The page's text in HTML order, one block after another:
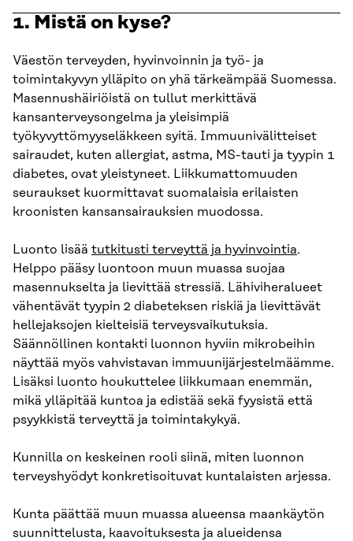
1. Mistä on kyse?
Väestön terveyden, hyvinvoinnin ja työ- ja
toimintakyvyn ylläpito on yhä tärkeämpää Suomessa.
Masennushäiriöistä on tullut merkittävä
kansanterveysongelma ja yleisimpiä
työkyvyttömyyseläkkeen syitä. Immuunivälitteiset
sairaudet, kuten allergiat, astma, MS-tauti ja tyypin 1
diabetes, ovat yleistyneet. Liikkumattomuuden
seuraukset kuormittavat suomalaisia erilaisten
kroonisten kansansairauksien muodossa.
Luonto lisää tutkitusti terveyttä ja hyvinvointia.
Helppo pääsy luontoon muun muassa suojaa
masennukselta ja lievittää stressiä. Lähiviheralueet
vähentävät tyypin 2 diabeteksen riskiä ja lievittävät
hellejaksojen kielteisiä terveysvaikutuksia.
Säännöllinen kontakti luonnon hyviin mikrobeihin
näyttää myös vahvistavan immuunijärjestelmäämme.
Lisäksi luonto houkuttelee liikkumaan enemmän,
mikä ylläpitää kuntoa ja edistää sekä fyysistä että
psyykkistä terveyttä ja toimintakykyä.
Kunnilla on keskeinen rooli siinä, miten luonnon
terveyshyödyt konkretisoituvat kuntalaisten arjessa.
Kunta päättää muun muassa alueensa maankäytön
suunnittelusta, kaavoituksesta ja alueidensa